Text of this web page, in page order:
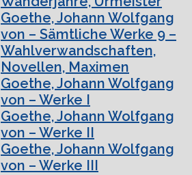
Goethe, Johann Wolfgang
von – Sämtliche Werke 9 –
Wahlverwandschaften,
Novellen, Maximen
Goethe, Johann Wolfgang
von – Werke I
Goethe, Johann Wolfgang
von – Werke II
Goethe, Johann Wolfgang
von – Werke III